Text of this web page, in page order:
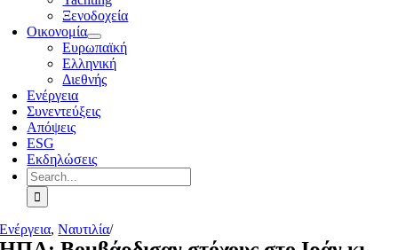
Ξενοδοχεία
Οικονομία
Ευρωπαϊκή
Ελληνική
Διεθνής
Ενέργεια
Συνεντεύξεις
Απόψεις
ESG
Εκδηλώσεις
Search
for:
Ενέργεια,Ναυτιλία/